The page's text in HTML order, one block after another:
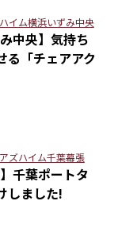
イム横浜いずみ中央
中央】気持ち
る「チェアアク
ズハイム千葉幕張
千葉ポートタ
しました!